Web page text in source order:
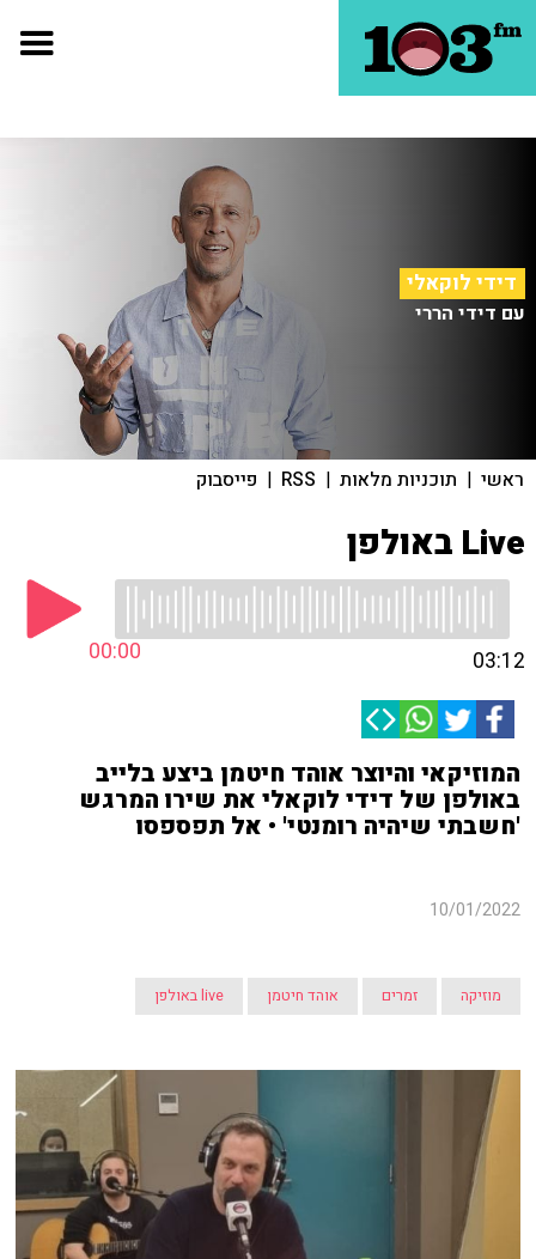
דידי לוקאלי
עם דידי הררי
ראשי | תוכניות מלאות |
RSS
| פייסבוק
Live באולפן
00:00 03:12
המוזיקאי והיוצר אוהד חיטמן ביצע בלייב
באולפן של דידי לוקאלי את שירו המרגש
'חשבתי שיהיה רומנטי' • אל תפספסו
10/01/2022
מוזיקה זמרים אוהד חיטמן live באולפן